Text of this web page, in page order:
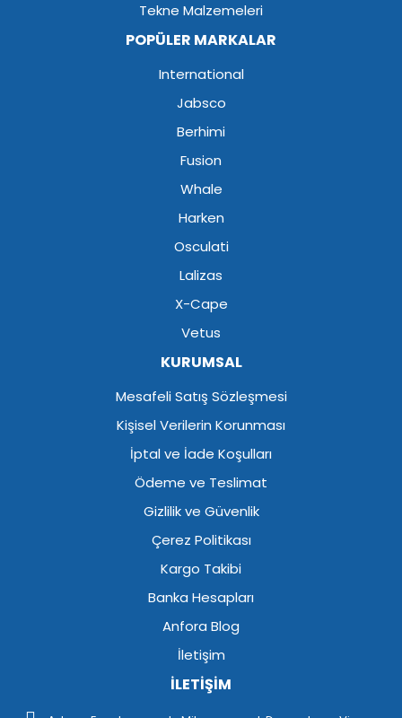
Tekne Malzemeleri
POPÜLER MARKALAR
International
Jabsco
Berhimi
Fusion
Whale
Harken
Osculati
Lalizas
X-Cape
Vetus
KURUMSAL
Mesafeli Satış Sözleşmesi
Kişisel Verilerin Korunması
İptal ve İade Koşulları
Ödeme ve Teslimat
Gizlilik ve Güvenlik
Çerez Politikası
Kargo Takibi
Banka Hesapları
Anfora Blog
İletişim
İLETİŞİM